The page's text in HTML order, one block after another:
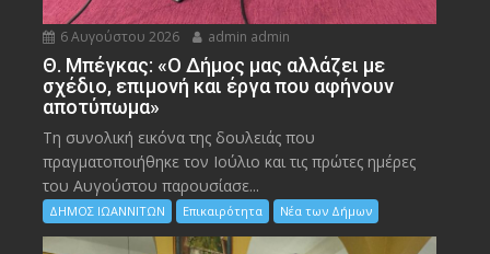
6 Αυγούστου 2026 admin admin
Θ. Μπέγκας: «Ο Δήμος μας αλλάζει με
σχέδιο, επιμονή και έργα που αφήνουν
αποτύπωμα»
Τη συνολική εικόνα της δουλειάς που
πραγματοποιήθηκε τον Ιούλιο και τις πρώτες ημέρες
του Αυγούστου παρουσίασε...
ΔΗΜΟΣ ΙΩΑΝΝΙΤΩΝ Επικαιρότητα Νέα των Δήμων